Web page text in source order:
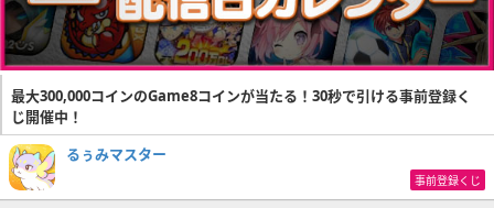
最大300,000コインのGame8コインが当たる！30秒で引ける事前登録く
じ開催中！
るぅみマスター
事前登録くじ